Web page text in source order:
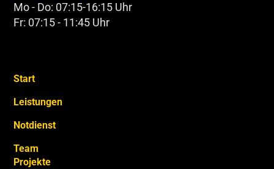
Mo - Do: 07:15-16:15 Uhr
Fr: 07:15 - 11:45 Uhr
Start
Leistungen
Notdienst
Team
Projekte